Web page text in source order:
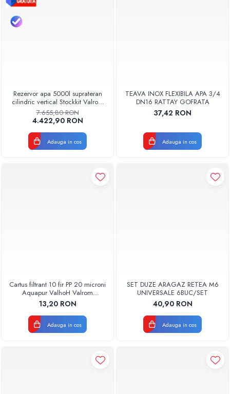
Rezervor apa 5000l suprateran
cilindric vertical Stockkit Valrom
49020150000
7.655,80 RON
4.422,90 RON
Adauga in cos
TEAVA INOX FLEXIBILA APA 3/4
DN16 RATTAY GOFRATA
37,42 RON
Adauga in cos
Cartus filtrant 10 fir PP 20 microni
Aquapur ValhoH Valrom
AQUA07000210020
13,20 RON
Adauga in cos
SET DUZE ARAGAZ RETEA M6
UNIVERSALE 6BUC/SET
40,90 RON
Adauga in cos